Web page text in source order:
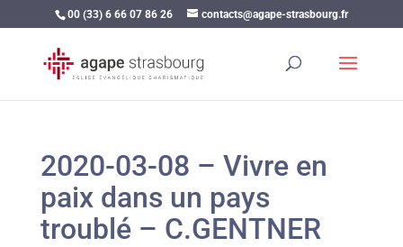
00 (33) 6 66 07 86 26 contacts@agape-strasbourg.fr
2020-03-08 – Vivre en
paix dans un pays
troublé – C.GENTNER